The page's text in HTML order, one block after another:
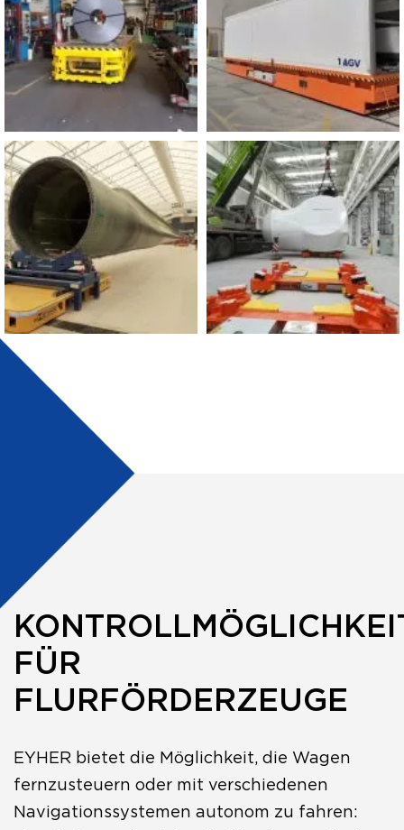
FÜR
FLURFÖRDERZEUGE
EYHER bietet die Möglichkeit, die Wagen
fernzusteuern oder mit verschiedenen
Navigationssystemen autonom zu fahren: